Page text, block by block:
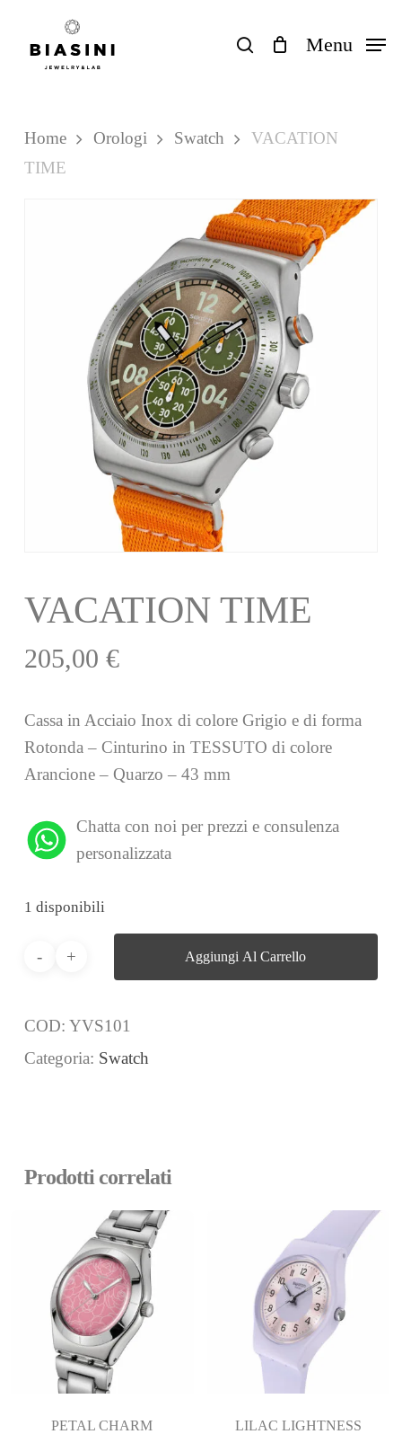
search Menu
Carrello
Close
Cart
Home Orologi Swatch
VACATION
TIME
VACATION TIME
205,00 €
Cassa in Acciaio Inox di colore Grigio e di forma
Rotonda – Cinturino in TESSUTO di colore
Arancione – Quarzo – 43 mm
Chatta con noi per prezzi e consulenza
personalizzata
1 disponibili
Aggiungi Al Carrello
COD: YVS101
Categoria: Swatch
Prodotti correlati
PETAL CHARM
LILAC LIGHTNESS